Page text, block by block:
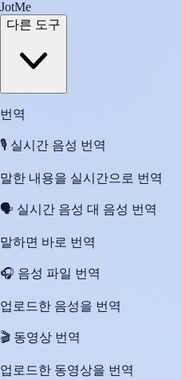
JotMe
다른 도구
번역
🎙️ 실시간 음성 번역
말한 내용을 실시간으로 번역
🗣️ 실시간 음성 대 음성 번역
말하면 바로 번역
🎧 음성 파일 번역
업로드한 음성을 번역
🎬 동영상 번역
업로드한 동영상을 번역